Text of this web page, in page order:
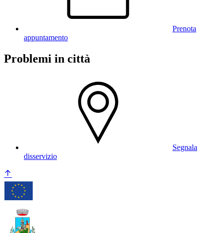
Prenota
appuntamento
Problemi in città
Segnala
disservizio